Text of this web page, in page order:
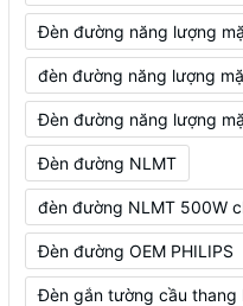
Đèn đường năng lượng
đèn đường năng lượng
Đèn đường năng lượng
Đèn đường NLMT
đèn đường NLMT 500W
Đèn đường OEM PHILIPS
Đèn gắn tường cầu thang